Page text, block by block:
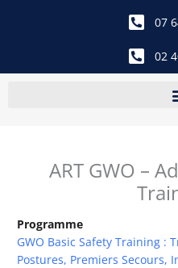
07
02
ART GWO –
Programme
GWO Basic Safety Training :
Postures, Premiers Secours,